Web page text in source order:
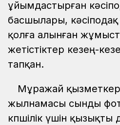
ұйымдастырған
басшылары,
қолға алынған
жетістіктер кезең-
тапқан.
Мұражай қызметкері
жылнамасы сынды
көпшілік үшін